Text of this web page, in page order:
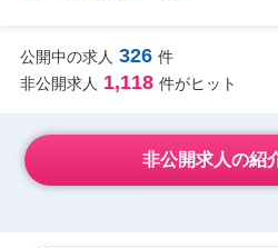
公開中の求人 326 件
非公開求人 1,118 件がヒット
非公開求人の紹